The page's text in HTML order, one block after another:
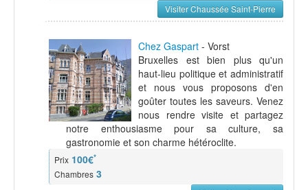
Visiter Chaussée Saint-Pierre
Chez Gaspart - Vorst
Bruxelles est bien plus qu'un
haut-lieu politique et administratif
et nous vous proposons d'en
goûter toutes les saveurs. Venez
nous rendre visite et partagez
notre enthousiasme pour sa culture, sa
gastronomie et son charme hétéroclite.
Prix 100€*
Chambres 3